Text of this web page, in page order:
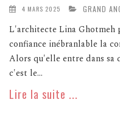
4 MARS 2025 GRAND
L'architecte Lina Ghotmeh
confiance inébranlable la
Alors qu'elle entre dans sa
c'est le...
Lire la suite ...